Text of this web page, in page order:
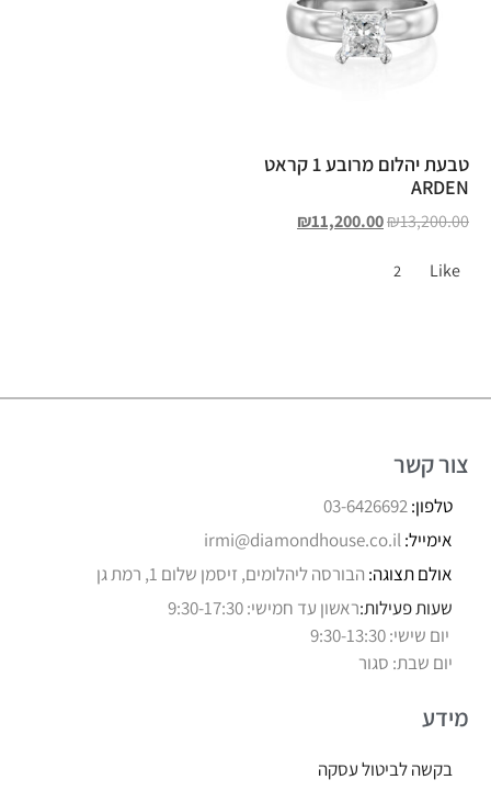
טבעת יהלום מרובע 1 קראט
ARDEN
₪13,200.00
₪11,200.00
Like
2
צור קשר
טלפון:03-6426692
אימייל:irmi@diamondhouse.co.il
אולם תצוגה: הבורסה ליהלומים, זיסמן שלום 1, רמת גן
שעות פעילות:ראשון עד חמישי: 9:30-17:30
יום שישי: 9:30-13:30
יום שבת: סגור
מידע
בקשה לביטול עסקה